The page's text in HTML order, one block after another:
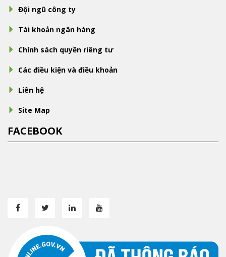
Đội ngũ công ty
Tài khoản ngân hàng
Chính sách quyền riêng tư
Các điều kiện và điều khoản
Liên hệ
Site Map
FACEBOOK